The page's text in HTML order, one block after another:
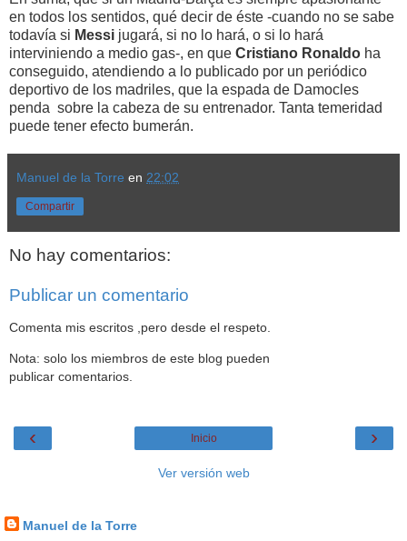
en todos los sentidos, qué decir de éste -cuando no se sabe
todavía si Messi jugará, si no lo hará, o si lo hará
interviniendo a medio gas-, en que Cristiano Ronaldo ha
conseguido, atendiendo a lo publicado por un periódico
deportivo de los madriles, que la espada de Damocles
penda sobre la cabeza de su entrenador. Tanta temeridad
puede tener efecto bumerán.
Manuel de la Torre en 22:02
Compartir
No hay comentarios:
Publicar un comentario
Comenta mis escritos ,pero desde el respeto.
Nota: solo los miembros de este blog pueden
publicar comentarios.
‹ ›
Inicio
Ver versión web
Manuel de la Torre